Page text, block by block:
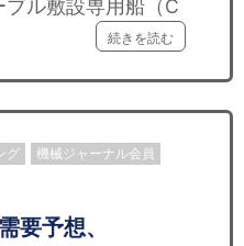
ル敷設専用船（C
続きを読む
グ 機械ジャーナル会員
要予想、